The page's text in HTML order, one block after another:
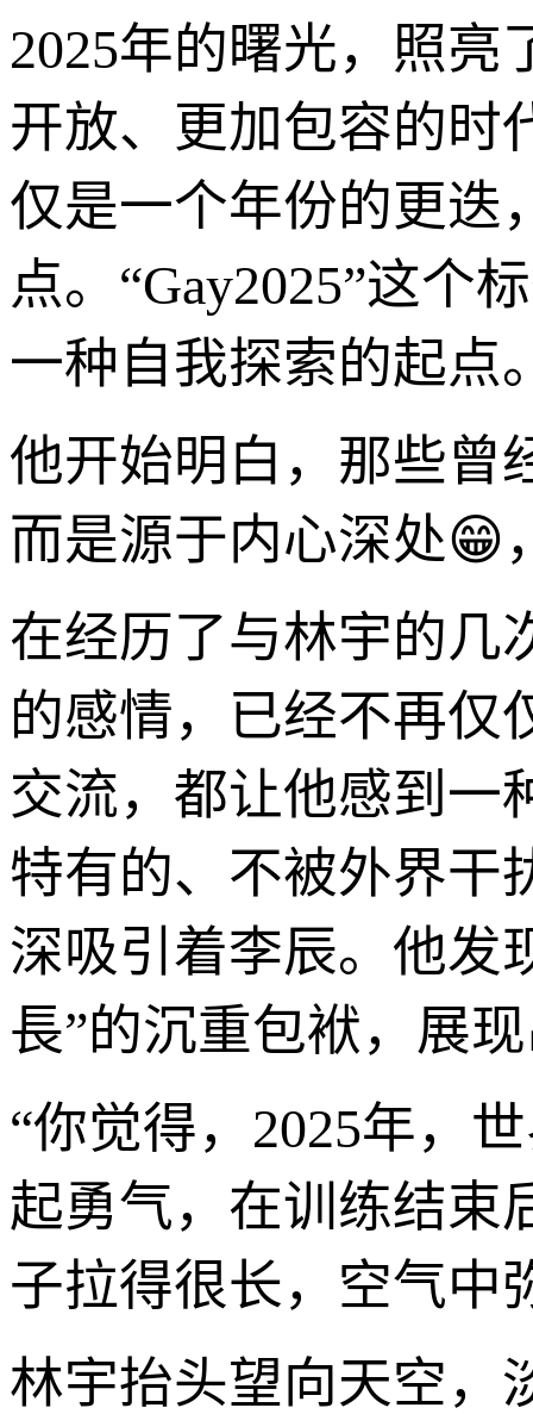
2025年的曙光，照
开放、更加包容的时
仅是一个年份的更迭
点。“Gay2025”这个
一种自我探索的起点
他开始明白，那些曾
而是源于内心深处😁
在经历了与林宇的几
的感情，已经不再仅
交流，都让他感到一
特有的、不被外界干
深吸引着李辰。他发
長”的沉重包袱，展
“你觉得，2025年，
起勇气，在训练结束
子拉得很长，空气中
林宇抬头望向天空，